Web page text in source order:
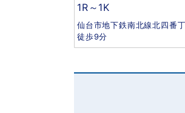
1R～1K
仙台市地下鉄南北線北四番
徒歩9分